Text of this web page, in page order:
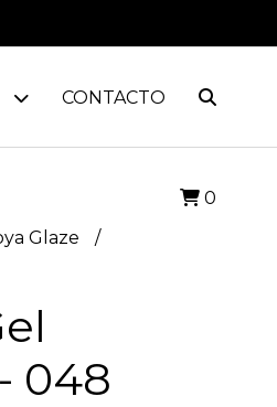
CONTACTO
0
Glaze
048